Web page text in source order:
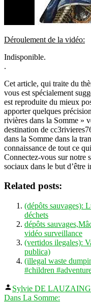
Déroulement de la vidéo:
Indisponible.
.
Cet article, qui traite du
vous est spécialement
est reproduite du mieux
apporter quelques
rivières dans la Somme »
destination de
dans la Somme dans la
connaissance de tout ce
Connectez-vous sur notre
sociaux dans le but d’être
Related posts:
(dépôts sauvages):
déchets
dépôts
vidéo surveillance
(vertidos ilegales):
publica)
(illegal waste
#children
Publié
par
Sylvie DE
Dans La Somme: